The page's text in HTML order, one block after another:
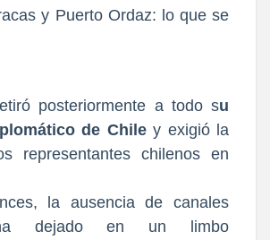
posteriormente a todo su
de Chile y exigió la
representantes chilenos en
la ausencia de canales
dejado en un limbo